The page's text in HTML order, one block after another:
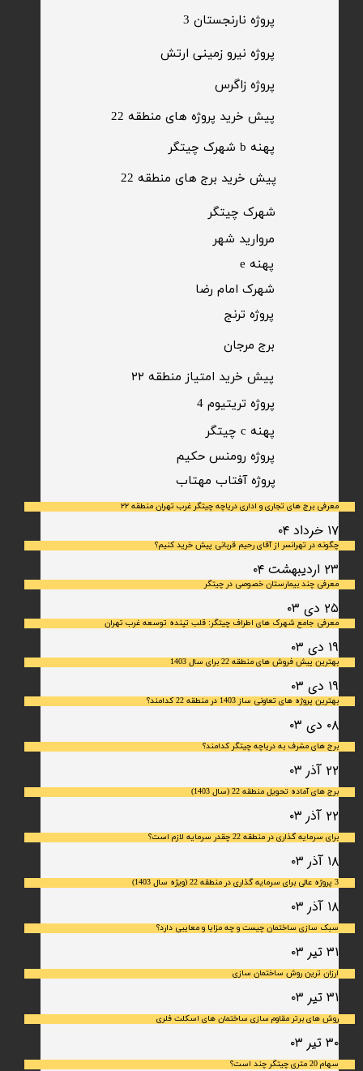
پیش خرید برج های منطقه 22
پهنه b شهرک چیتگر
پیش خرید پروژه های منطقه 22
​پروژه زاگرس
​پروژه ترنج
​پروژه نیرو زمینی ارتش
​پروژه نارنجستان 3
​شهرک چیتگر
مروارید شهر​​​​​​​
شهرک امام رضا
پهنه e
برج مرجان
معرفی برج های تجاری و اداری دریاچه چیتگر غرب تهران منطقه ۲۲
۱۷ خرداد ۰۴
چگونه در تهرانسر از آقای رحیم قربانی پیش خرید کنیم؟
۲۳ اردیبهشت ۰۴
معرفی چند بیمارستان خصوصی در چیتگر
۲۵ دی ۰۳
معرفی جامع شهرک‌ های اطراف چیتگر: قلب تپنده توسعه غرب تهران
۱۹ دی ۰۳
بهترین پیش فروش های منطقه 22 برای سال 1403
۱۹ دی ۰۳
بهترین پروژه های تعاونی ساز 1403 در منطقه 22 کدامند؟
۰۸ دی ۰۳
برج های مشرف به دریاچه چیتگر کدامند؟
۲۲ آذر ۰۳
برج های آماده تحویل منطقه 22 (سال 1403)
۲۲ آذر ۰۳
برای سرمایه‌ گذاری در منطقه 22 چقدر سرمایه لازم است؟
۱۸ آذر ۰۳
3 پروژه عالی برای سرمایه گذاری در منطقه 22 (ویژه سال 1403)
۱۸ آذر ۰۳
سبک سازی ساختمان چیست و چه مزایا و معایبی دارد؟
۳۱ تیر ۰۳
ارزان ترین روش ساختمان سازی
۳۱ تیر ۰۳
روش های برتر مقاوم سازی ساختمان های اسکلت فلری
۳۰ تیر ۰۳
سهام 20 متری چیتگر چند است؟
پیش خرید امتیاز منطقه ۲۲​​​​​​​
​پروژه آفتاب مهتاب
پروژه رومنس حکیم
پهنه c چیتگر
پروژه تریتیوم 4